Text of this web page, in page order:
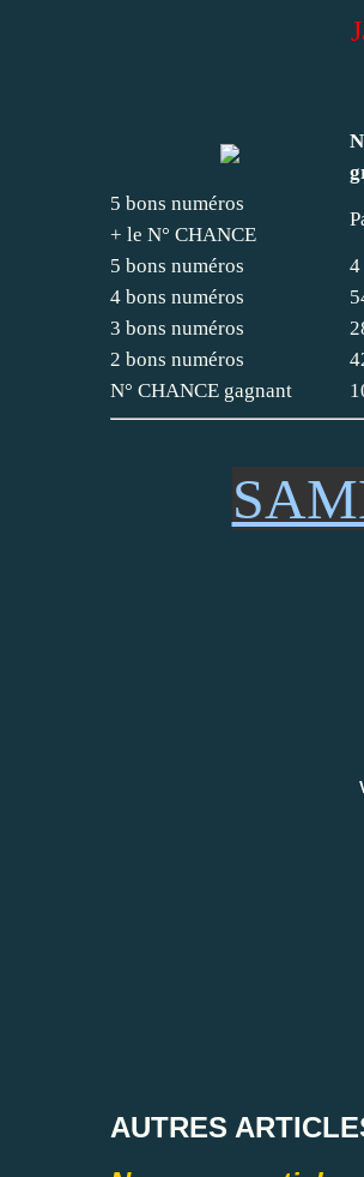
5 bons numéros
+ le N° CHANCE
5 bons numéros 4
4 bons numéros
3 bons numéros
2 bons numéros
N° CHANCE gagnant
AUTRES